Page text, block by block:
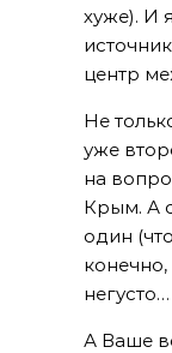
хуже). И
центр
Не
уже
на
Крым. А
один
негусто…
А Ваше